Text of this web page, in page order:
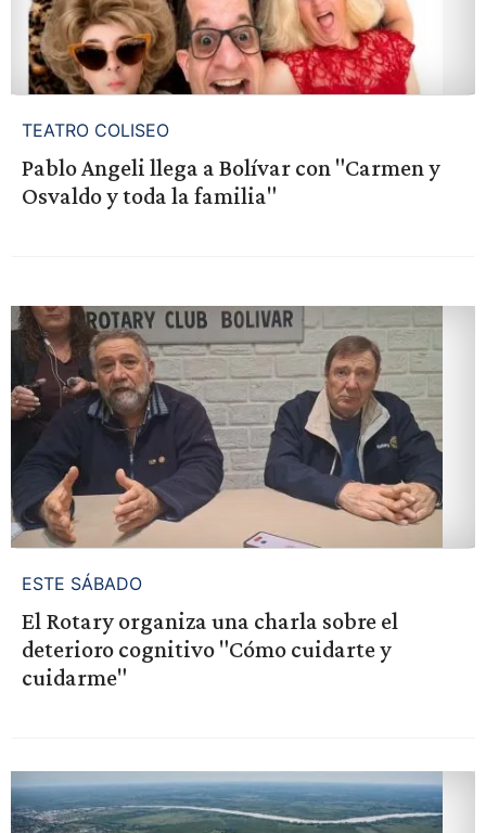
TEATRO COLISEO
Pablo Angeli llega a Bolívar con "Carmen y
Osvaldo y toda la familia"
ESTE SÁBADO
El Rotary organiza una charla sobre el
deterioro cognitivo "Cómo cuidarte y
cuidarme"